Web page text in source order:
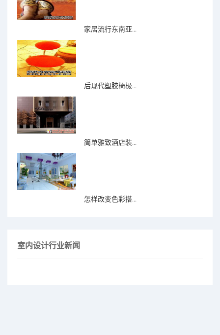
家居流行东南亚...
后现代塑胶椅极...
简单雅致酒店装...
怎样改变色彩搭...
室内设计行业新闻